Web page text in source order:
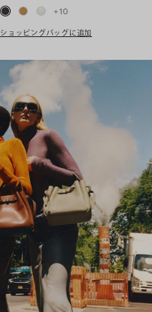
+10
ショッピングバッグに追加